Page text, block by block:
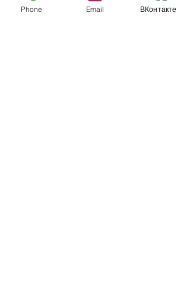
Phone Email ВКонтакте